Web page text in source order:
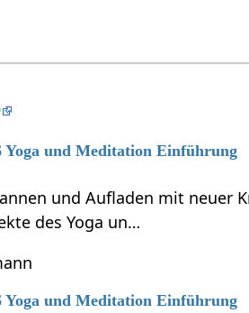
Yoga und Meditation Einführung
und Aufladen mit neuer
des Yoga un…
Yoga und Meditation Einführung